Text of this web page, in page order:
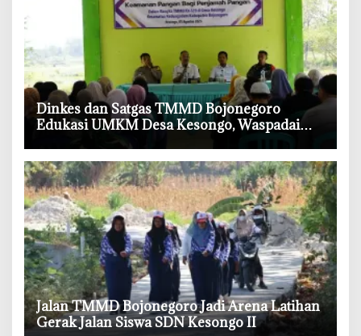
‎Dinkes dan Satgas TMMD Bojonegoro
Edukasi UMKM Desa Kesongo, Waspadai
Boraks dan Formalin
‎Jalan TMMD Bojonegoro Jadi Arena Latihan
Gerak Jalan Siswa SDN Kesongo II